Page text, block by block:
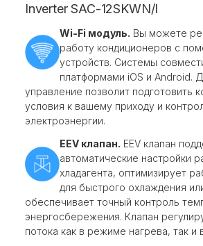
Inverter SAC-12SKWN/I
Wi-Fi модуль. Вы можете
работу кондиционеров с
устройств. Системы
платформами iOS и Android.
управление позволит подготовить
условия к вашему приходу и
электроэнергии.
EEV клапан. EEV клапан
автоматические настройки
хладагента, оптимизирует
для быстрого охлаждения
обеспечивает точный контроль
энергосбережения. Клапан
потока как в режиме нагрева, так и